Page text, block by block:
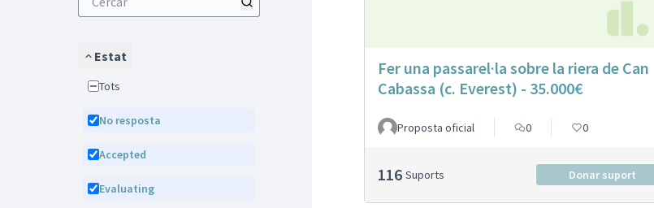
Estat
Tots
No resposta
Accepted
Evaluating
Fer una passarel·la sobre la riera de Can
Cabassa (c. Everest) - 35.000€
Proposta oficial 0 0
116 Suports Donar suport